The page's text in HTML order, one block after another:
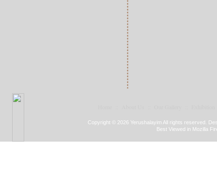
Copyright © 2026 Yerushalayim All rights reserved.
Best Viewed in Mozilla